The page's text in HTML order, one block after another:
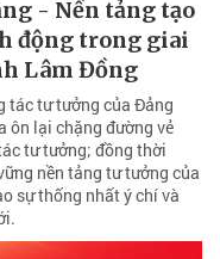
- Nền tảng tạo
động trong giai
Lâm Đồng
tác tư tưởng của Đảng
ôn lại chặng đường vẻ
tư tưởng; đồng thời
nền tảng tư tưởng của
sự thống nhất ý chí và